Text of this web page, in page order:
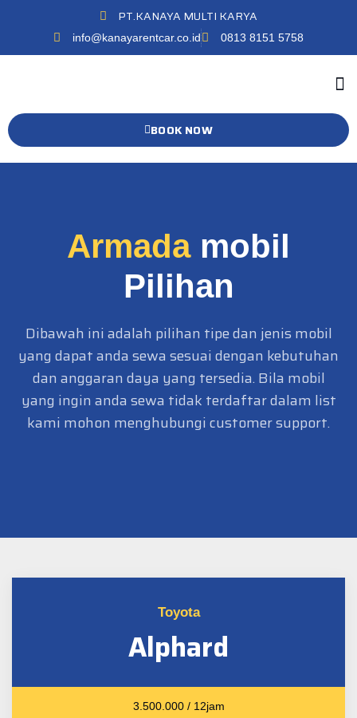
PT.KANAYA MULTI KARYA
info@kanayarentcar.co.id 0813 8151 5758
BOOK NOW
Armadamobil
Pilihan
Dibawah ini adalah pilihan tipe dan jenis mobil
yang dapat anda sewa sesuai dengan kebutuhan
dan anggaran daya yang tersedia. Bila mobil
yang ingin anda sewa tidak terdaftar dalam list
kami mohon menghubungi customer support.
Toyota
Alphard
3.500.000 / 12jam